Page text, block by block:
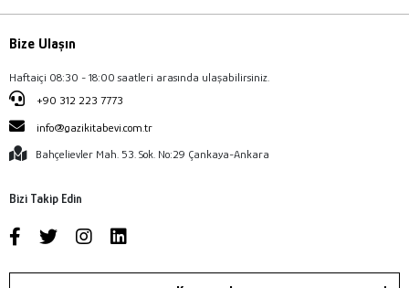
Bize Ulaşın
Haftaiçi 08:30 - 18:00 saatleri arasında ulaşabilirsiniz.
+90 312 223 7773
info@gazikitabevi.com.tr
Bahçelievler Mah. 53. Sok. No:29 Çankaya-Ankara
Bizi Takip Edin